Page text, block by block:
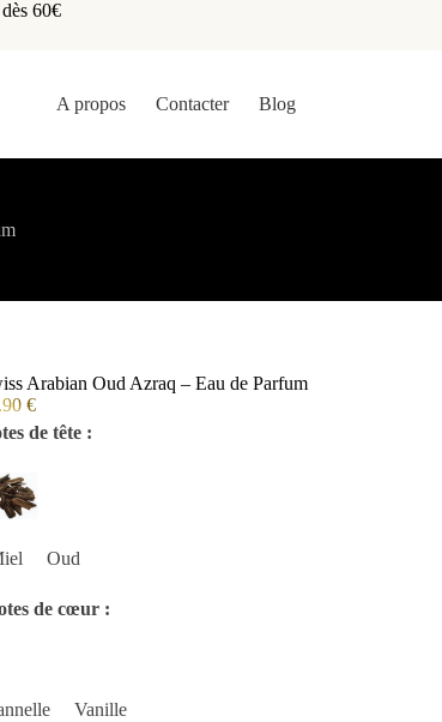
60€
A propos Contacter Blog
Arabian Oud Azraq – Eau de Parfum
€
de tête :
Oud
de cœur :
Vanille